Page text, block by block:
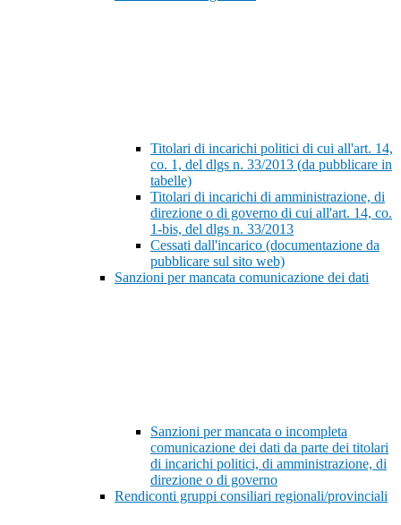
Titolari di incarichi politici di cui all'art. 14,
co. 1, del dlgs n. 33/2013 (da pubblicare in
tabelle)
Titolari di incarichi di amministrazione, di
direzione o di governo di cui all'art. 14, co.
1-bis, del dlgs n. 33/2013
Cessati dall'incarico (documentazione da
pubblicare sul sito web)
Sanzioni per mancata comunicazione dei dati
Sanzioni per mancata o incompleta
comunicazione dei dati da parte dei titolari
di incarichi politici, di amministrazione, di
direzione o di governo
Rendiconti gruppi consiliari regionali/provinciali